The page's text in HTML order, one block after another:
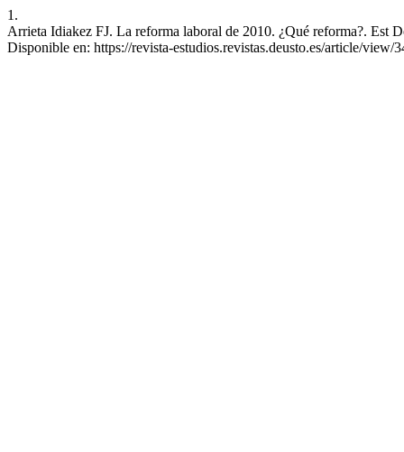
1.
Arrieta Idiakez FJ. La reforma laboral de 2010. ¿Qué reforma?. Est
Disponible en: https://revista-estudios.revistas.deusto.es/article/view/